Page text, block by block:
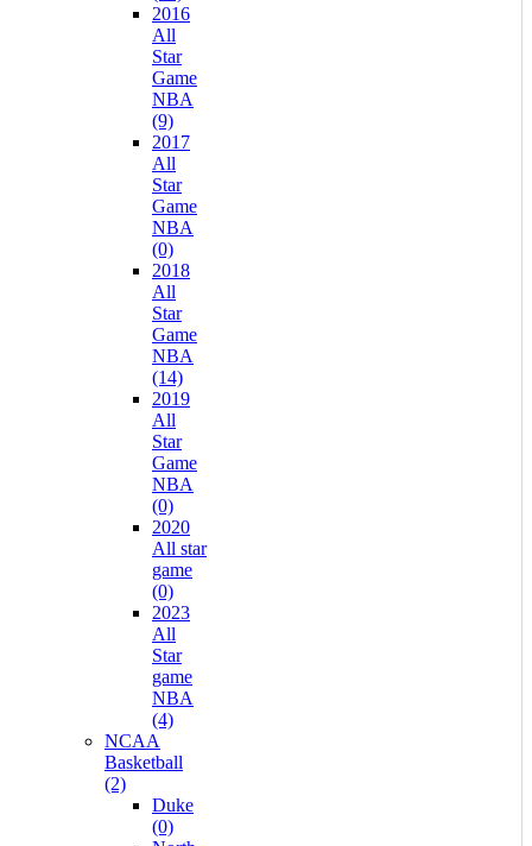
2016
All
Star
Game
NBA
(9)
2017
All
Star
Game
NBA
(0)
2018
All
Star
Game
NBA
(14)
2019
All
Star
Game
NBA
(0)
2020
All star
game
(0)
2023
All
Star
game
NBA
(4)
NCAA
Basketball
(2)
Duke
(0)